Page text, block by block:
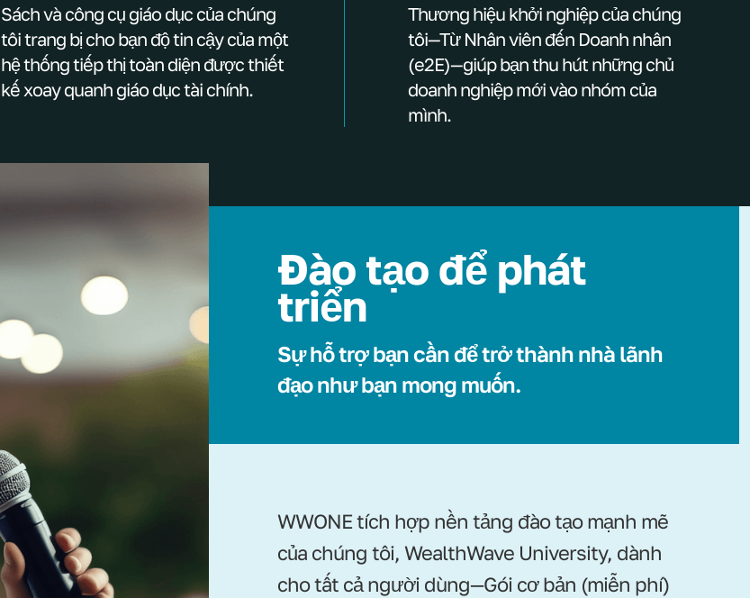
Sách và công cụ giáo dục của chúng
tôi trang bị cho bạn độ tin cậy của một
hệ thống tiếp thị toàn diện được thiết
kế xoay quanh giáo dục tài chính.
Thương hiệu khởi nghiệp của chúng
tôi—Từ Nhân viên đến Doanh nhân
(e2E)—giúp bạn thu hút những chủ
doanh nghiệp mới vào nhóm của
mình.
Đào tạo để phát
triển
Sự hỗ trợ bạn cần để trở thành nhà lãnh
đạo như bạn mong muốn.
WWONE tích hợp nền tảng đào tạo mạnh mẽ
của chúng tôi, WealthWave University, dành
cho tất cả người dùng—Gói cơ bản (miễn phí)